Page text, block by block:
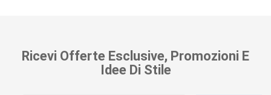
Ricevi Offerte Esclusive, Promozioni E
Idee Di Stile